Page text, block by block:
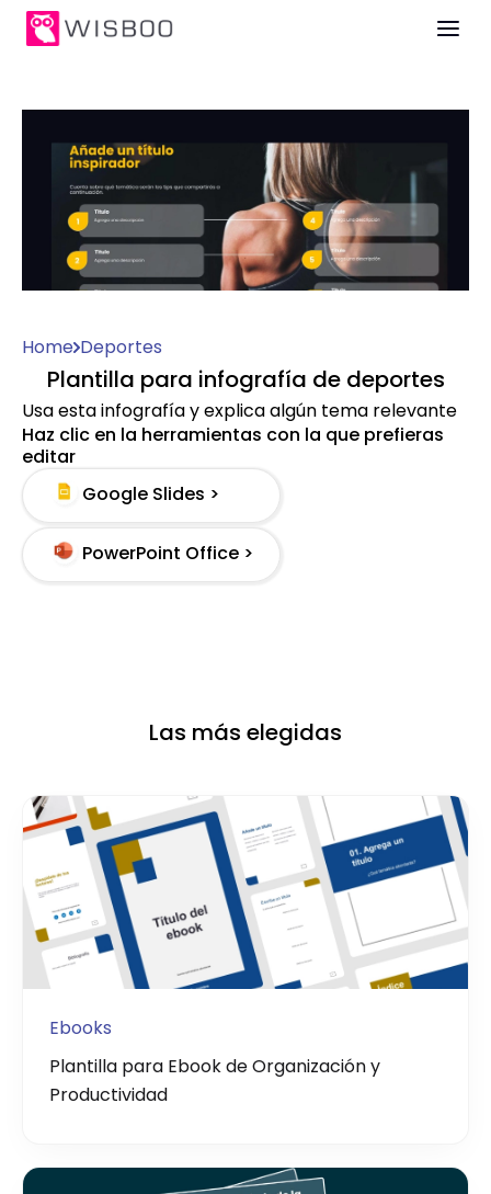
Home Deportes
Plantilla para infografía de deportes
Usa esta infografía y explica algún tema relevante
Haz clic en la herramientas con la que prefieras
editar
Google Slides >
PowerPoint Office >
Las más elegidas
Ebooks
Plantilla para Ebook de Organización y
Productividad